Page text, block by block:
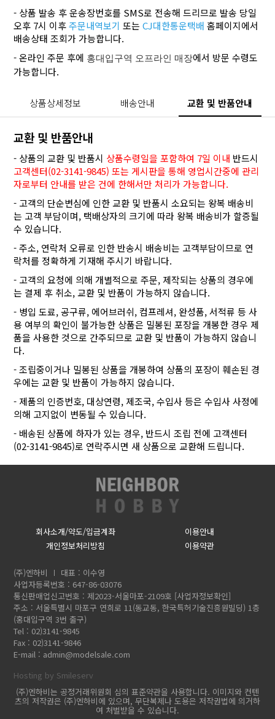
- 상품 발송 후 운송장번호를 SMS로 전송해 드리므로 발송 당일
오후 7시 이후주문내역보기 또는CJ대한통운택배 홈페이지에서
배송상태 조회가 가능합니다.
- 온라인 주문 후에 홍대입구역 오프라인 매장에서 방문 수령도
가능합니다.
상품상세정보 배송안내 교환 및 반품안내
교환 및 반품안내
- 상품의 교환 및 반품시 상품수령일을 포함하여 7일 이내 반드시
고객센터(02-3141-9845) 또는 게시판을 통해 영업시간중에 관리
자로부터 안내를 받은 건에 한해서만 처리가 가능합니다.
- 고객의 단순변심에 인한 교환 및 반품시 소요되는 왕복 배송비
는 고객 부담이며, 택배상자의 크기에 따라 왕복 배송비가 할증될
수 있습니다.
- 주소, 연락처 오류로 인한 반송시 배송비는 고객부담이므로 연
락처를 정확하게 기재해 주시기 바랍니다.
- 고객의 요청에 의해 개별적으로 주문, 제작되는 상품의 경우에
는 결제 후 취소, 교환 및 반품이 가능하지 않습니다.
- 병입 도료, 공구류, 에어브러쉬, 컴프레셔, 완성품, 서적류 등 사
용 여부의 확인이 불가능한 상품은 밀봉된 포장을 개봉한 경우 제
품을 사용한 것으로 간주되므로 교환 및 반품이 가능하지 않습니
다.
- 조립중이거나 밀봉된 상품을 개봉하여 상품의 포장이 훼손된 경
우에는 교환 및 반품이 가능하지 않습니다.
- 제품의 인증번호, 대상연령, 제조국, 수입사 등은 수입사 사정에
의해 고지없이 변동될 수 있습니다.
- 배송된 상품에 하자가 있는 경우, 반드시 조립 전에 고객센터
(02-3141-9845)로 연락주시면 새 상품으로 교환해 드립니다.
회사소개/약도/입금계좌
이용안내
개인정보처리방침
이용약관
(주)엔하비
대표 : 이수영
사업자등록번호 : 647-86-03076
통신판매업신고번호 : 제2023-서울마포-2109호 [사업자정보확인]
주소 : 서울특별시 마포구 연희로 11(동교동, 한국특허기술진흥원빌딩) 1층
(홍대입구역 3번 출구)
Tel : 02)3141-9845
Fax : 02)3141-9846
E-mail : admin@modelsale.com
Hosting by Smileserv
(주)엔하비는 공정거래위원회 심의 표준약관을 사용합니다. 이미지와 컨텐
츠의 저작권은 (주)엔하비에 있으며, 무단복제나 도용은 저작권법에 의거하
여 처벌받을 수 있습니다.